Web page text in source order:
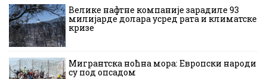
Велике нафтне компаније зарадиле 93
милијарде долара усред рата и климатске
кризе
Мигрантска ноћна мора: Европски народи
су под опсадом